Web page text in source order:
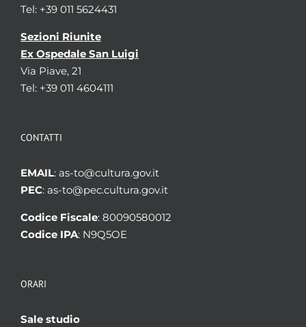
Tel: +39 011 5624431
Sezioni Riunite
Ex Ospedale San Luigi
Via Piave, 21
Tel: +39 011 4604111
CONTATTI
EMAIL: as-to@cultura.gov.it
PEC: as-to@pec.cultura.gov.it
Codice Fiscale: 80090580012
Codice IPA: N9Q5OE
ORARI
Sale studio